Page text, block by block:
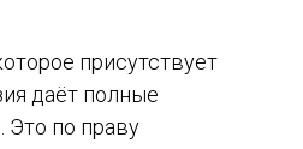
присутствует
даёт полные
Это по праву